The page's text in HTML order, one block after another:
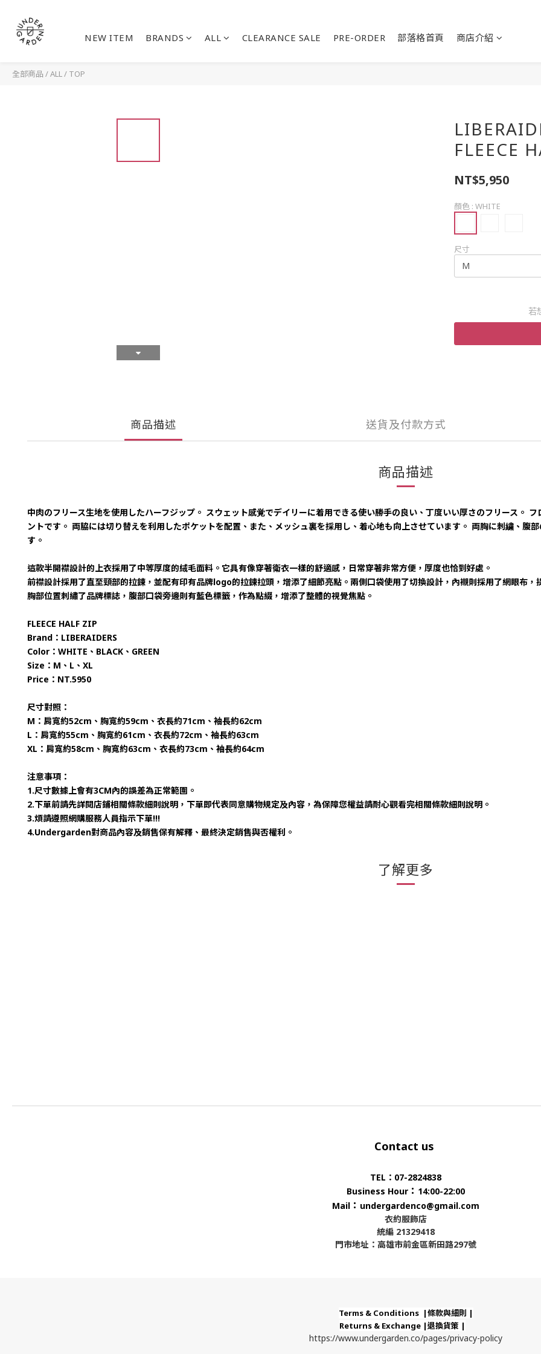
NEW ITEM BRANDS ALL CLEARANCE SALE PRE-ORDER 部落格首頁 商店介紹
全部商品 /ALL/ TOP
FLEECE
NT$5,950
顏色 : WHITE
尺寸
若
商品描述 送貨及付款方式
商品描述
中肉のフリース生地を使用したハーフジップ。 スウェット感覚でデイリーに着用できる使い勝手の良い、丁度いい厚さのフリース。
ントです。 両脇には切り替えを利用したポケットを配置、また、メッシュ裏を採用し、着心地も向上させています。 両胸に刺繍、腹
す。
這款半開襟設計的上衣採用了中等厚度的絨毛面料。它具有像穿著衛衣一樣的舒適感，日常穿著非常方便，厚度也恰到好處。
前襟設計採用了直至頸部的拉鍊，並配有印有品牌logo的拉鍊拉頭，增添了細節亮點。兩側口袋使用了切換設計，內襯則採用了網眼布，
胸部位置刺繡了品牌標誌，腹部口袋旁邊則有藍色標籤，作為點綴，增添了整體的視覺焦點。
FLEECE HALF ZIP
Brand：LIBERAIDERS
Color：WHITE、BLACK、GREEN
Size：M、L、XL
Price：NT.5950
尺寸對照：
M：肩寬約52cm、胸寬約59cm、衣長約71cm、袖長約62cm
L：肩寬約55cm、胸寬約61cm、衣長約72cm、袖長約63cm
XL：肩寬約58cm、胸寬約63cm、衣長約73cm、袖長約64cm
注意事項：
1.尺寸數據上會有3CM內的誤差為正常範圍。
2.下單前請先詳閱店鋪相關條款細則說明，下單即代表同意購物規定及內容，為保障您權益請耐心觀看完相關條款細則說明。
3.煩請遵照網購服務人員指示下單!!!
4.Undergarden對商品內容及銷售保有解釋、最終決定銷售與否權利。
了解更多
Contact us
TEL：07-2824838
Business Hour ： 14:00-22:00
Mail ： undergardenco@gmail.com
衣約服飾店
統編 21329418
門市地址：高雄市前金區新田路297號
Terms & Conditions |條款與細則 |
Returns & Exchange |退換貨策 |
https://www.undergarden.co/pages/privacy-policy